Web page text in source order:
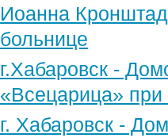
Иоанна
больнице
г.Хабаровск -
«Всецарица» при
г. Хабаровск -